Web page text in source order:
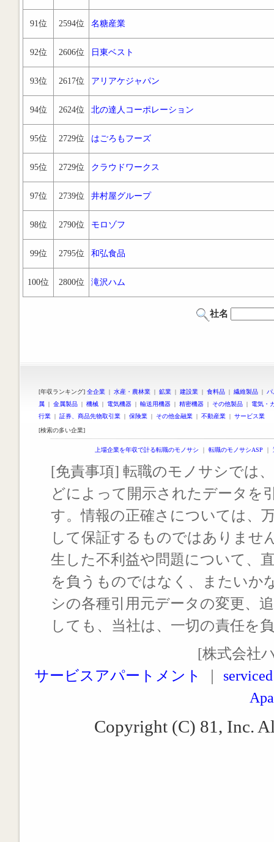
91位 2594位 名糖産業
92位 2606位 日東ベスト
93位 2617位 アリアケジャパン
94位 2624位 北の達人コーポレーション
95位 2729位 はごろもフーズ
95位 2729位 クラウドワークス
97位 2739位 井村屋グループ
98位 2790位 モロゾフ
99位 2795位 和弘食品
100位 2800位 滝沢ハム
社名
[年収ランキング] 全企業 | 水産・農林業 | 鉱業 | 建設業 | 食料品 | 繊維製品 |
属 | 金属製品 | 機械 | 電気機器 | 輸送用機器 | 精密機器 | その他製品 | 電気・
行業 | 証券、商品先物取引業 | 保険業 | その他金融業 | 不動産業 | サービス業
[検索の多い企業]
上場企業を年収で計る転職のモノサシ ｜ 転職のモノサシASP ｜
[免責事項] 転職のモノサシでは
どによって開示されたデータを
す。情報の正確さについては、
して保証するものではありませ
生した不利益や問題について、
を負うものではなく、またいか
シの各種引用元データの変更、
しても、当社は、一切の責任を
[株式会社
サービスアパートメント
Copyright (C) 81, Inc.